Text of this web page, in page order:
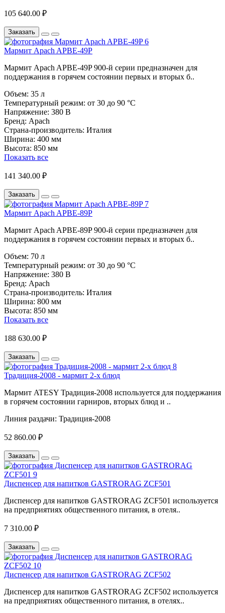
105 640.00 ₽
Заказать
Мармит Apach APBE-49P
Мармит Apach APBE-49P 900-й серии предназначен для
поддержания в горячем состоянии первых и вторых б..
Объем: 35 л
Температурный режим: от 30 до 90 °C
Напряжение: 380 В
Бренд: Apach
Страна-производитель: Италия
Ширина: 400 мм
Высота: 850 мм
Показать все
141 340.00 ₽
Заказать
Мармит Apach APBE-89P
Мармит Apach APBE-89P 900-й серии предназначен для
поддержания в горячем состоянии первых и вторых б..
Объем: 70 л
Температурный режим: от 30 до 90 °C
Напряжение: 380 В
Бренд: Apach
Страна-производитель: Италия
Ширина: 800 мм
Высота: 850 мм
Показать все
188 630.00 ₽
Заказать
Традиция-2008 - мармит 2-х блюд
Мармит ATESY Традиция-2008 используется для поддержания
в горячем состоянии гарниров, вторых блюд и ..
Линия раздачи: Традиция-2008
52 860.00 ₽
Заказать
Диспенсер для напитков GASTRORAG ZCF501
Диспенсер для напитков GASTRORAG ZCF501 используется
на предприятиях общественного питания, в отеля..
7 310.00 ₽
Заказать
Диспенсер для напитков GASTRORAG ZCF502
Диспенсер для напитков GASTRORAG ZCF502 используется
на предприятиях общественного питания, в отелях..